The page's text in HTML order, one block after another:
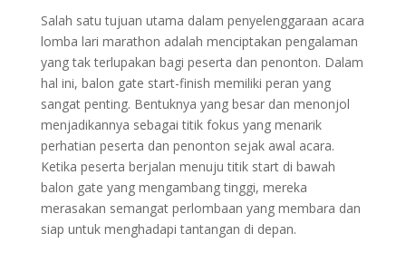
Salah satu tujuan utama dalam penyelenggaraan acara
lomba lari marathon adalah menciptakan pengalaman
yang tak terlupakan bagi peserta dan penonton. Dalam
hal ini, balon gate start-finish memiliki peran yang
sangat penting. Bentuknya yang besar dan menonjol
menjadikannya sebagai titik fokus yang menarik
perhatian peserta dan penonton sejak awal acara.
Ketika peserta berjalan menuju titik start di bawah
balon gate yang mengambang tinggi, mereka
merasakan semangat perlombaan yang membara dan
siap untuk menghadapi tantangan di depan.